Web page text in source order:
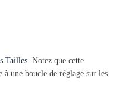
Tailles . Notez que cette
à une boucle de réglage sur les